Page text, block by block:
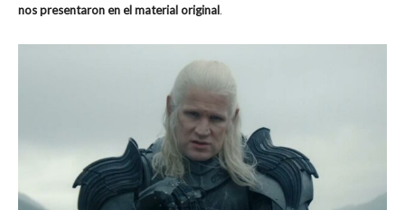
nos presentaron en el material original.